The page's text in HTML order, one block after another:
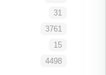
31
3761
15
4498